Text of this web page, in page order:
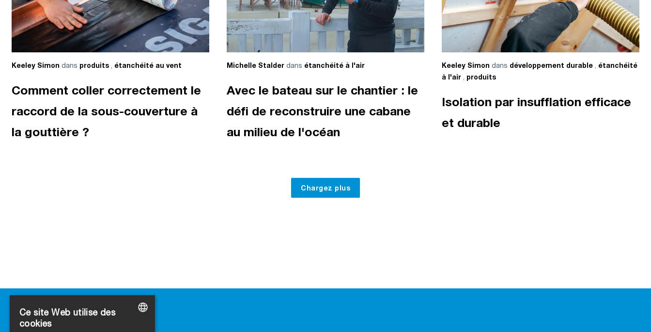
Keeley Simon dans produits , étanchéité au vent
Comment coller correctement le
raccord de la sous-couverture à
la gouttière ?
Michelle Stalderdans étanchéité à l'air
Avec le bateau sur le chantier : le
défi de reconstruire une cabane
au milieu de l'océan
Keeley Simon dans développement durable , étanchéité
à l'air , produits
Isolation par insufflation efficace
et durable
Chargez plus
Ce site Web utilise des
cookies